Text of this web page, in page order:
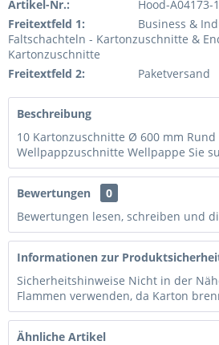
Artikel-Nr.:
Hood-A04173-
Freitextfeld 1:
Business &
Faltschachteln - Kartonzuschnitte &
Kartonzuschnitte
Freitextfeld 2:
Paketversand
Beschreibung
10 Kartonzuschnitte Ø 600 mm Rund
Wellpappzuschnitte Wellpappe Sie
Bewertungen
0
Bewertungen lesen, schreiben und
Informationen zur
Sicherheitshinweise Nicht in der
Flammen verwenden, da Karton
Ähnliche Artikel